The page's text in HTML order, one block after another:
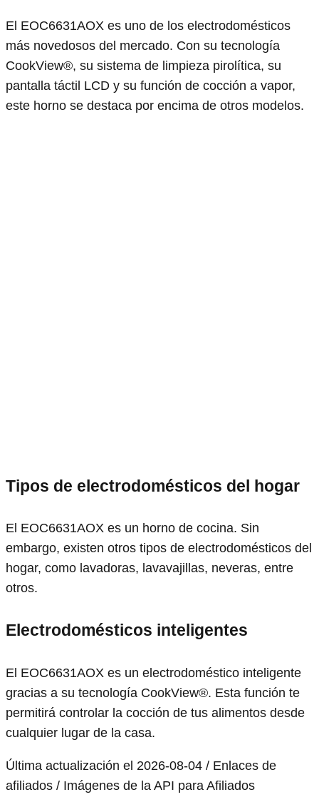
El EOC6631AOX es uno de los electrodomésticos
más novedosos del mercado. Con su tecnología
CookView®, su sistema de limpieza pirolítica, su
pantalla táctil LCD y su función de cocción a vapor,
este horno se destaca por encima de otros modelos.
Tipos de electrodomésticos del hogar
El EOC6631AOX es un horno de cocina. Sin
embargo, existen otros tipos de electrodomésticos del
hogar, como lavadoras, lavavajillas, neveras, entre
otros.
Electrodomésticos inteligentes
El EOC6631AOX es un electrodoméstico inteligente
gracias a su tecnología CookView®. Esta función te
permitirá controlar la cocción de tus alimentos desde
cualquier lugar de la casa.
Última actualización el 2026-08-04 / Enlaces de
afiliados / Imágenes de la API para Afiliados